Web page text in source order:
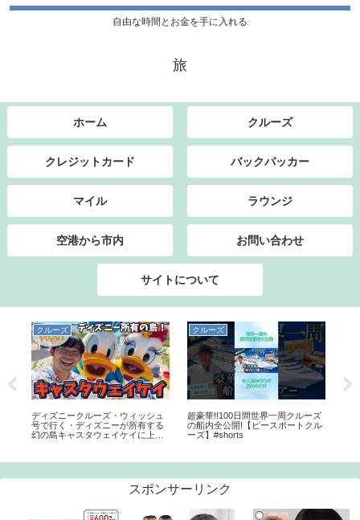
自由な時間とお金を手に入れる
旅
ホーム クルーズ
クレジットカード バックパッカー
マイル ラウンジ
空港から市内 お問い合わせ
サイトについて
クルーズ
ディズニークルーズ・ウィッシュ
号で行く・ディズニーが所有する
幻の島キャスタウェイケイに上陸
クルーズ
超豪華!!100日間世界一周クルーズ
の船内全公開!【ピースボートクル
ーズ】#shorts
スポンサーリンク